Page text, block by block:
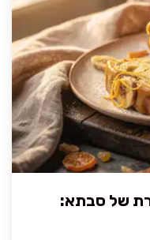
של סבתא: